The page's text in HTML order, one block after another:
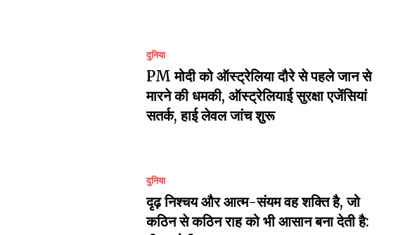
दुनिया
PM मोदी को ऑस्ट्रेलिया दौरे से पहले जान से
मारने की धमकी, ऑस्ट्रेलियाई सुरक्षा एजेंसियां
सतर्क, हाई लेवल जांच शुरू
दुनिया
दृढ़ निश्चय और आत्म-संयम वह शक्ति है, जो
कठिन से कठिन राह को भी आसान बना देती है: